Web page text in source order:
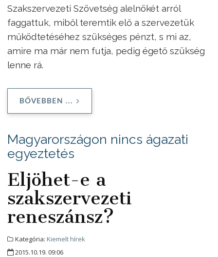
Szakszervezeti Szövetség alelnökét arról
faggattuk, miből teremtik elő a szervezetük
működtetéséhez szükséges pénzt, s mi az,
amire ma már nem futja, pedig égető szükség
lenne rá.
BŐVEBBEN ...
Magyarországon nincs ágazati
egyeztetés
Eljöhet-e a
szakszervezeti
reneszánsz?
Kategória: Kiemelt hírek
2015.10.19. 09:06